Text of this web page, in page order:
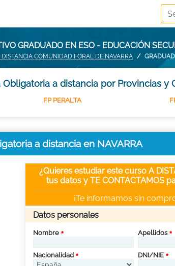
GRADUADO EN ESO - EDUCACIÓN
COMUNIDAD FORAL DE NAVARRA
a distancia por Provincias y
FP PERALTA
a distancia en NAVARRA
¿Quieres estudiar este curso A
tus datos y TE CONTACTAMOS
¡Te informamos sin
Datos personales
Nombre Apellidos
Nacionalidad DNI/NIE